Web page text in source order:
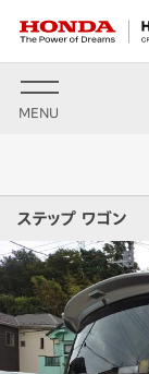
MENU
ステップ ワゴン